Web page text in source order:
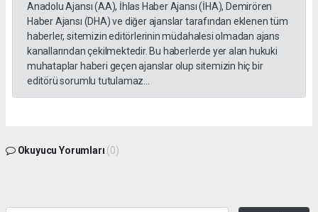
Anadolu Ajansı (AA), İhlas Haber Ajansı (İHA), Demirören
Haber Ajansı (DHA) ve diğer ajanslar tarafından eklenen tüm
haberler, sitemizin editörlerinin müdahalesi olmadan ajans
kanallarından çekilmektedir. Bu haberlerde yer alan hukuki
muhataplar haberi geçen ajanslar olup sitemizin hiç bir
editörü sorumlu tutulamaz...
Okuyucu Yorumları (0)